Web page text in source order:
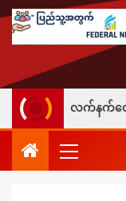
က်နက်တွေပါယူဆောင်